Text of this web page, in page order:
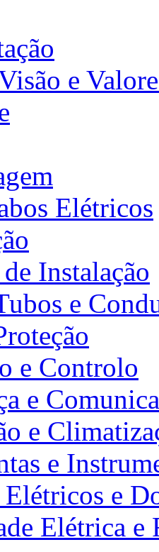
e
Elétricos
Instalação
e
e Controlo
e
e
e
Elétricos e
Elétrica e